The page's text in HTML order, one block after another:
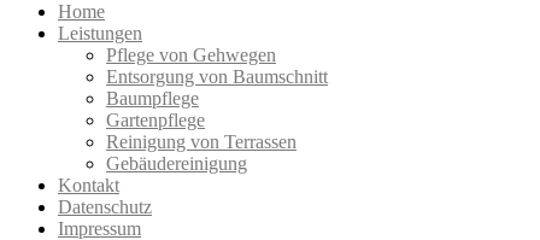
Home
Leistungen
Pflege von Gehwegen
Entsorgung von Baumschnitt
Baumpflege
Gartenpflege
Reinigung von Terrassen
Gebäudereinigung
Kontakt
Datenschutz
Impressum